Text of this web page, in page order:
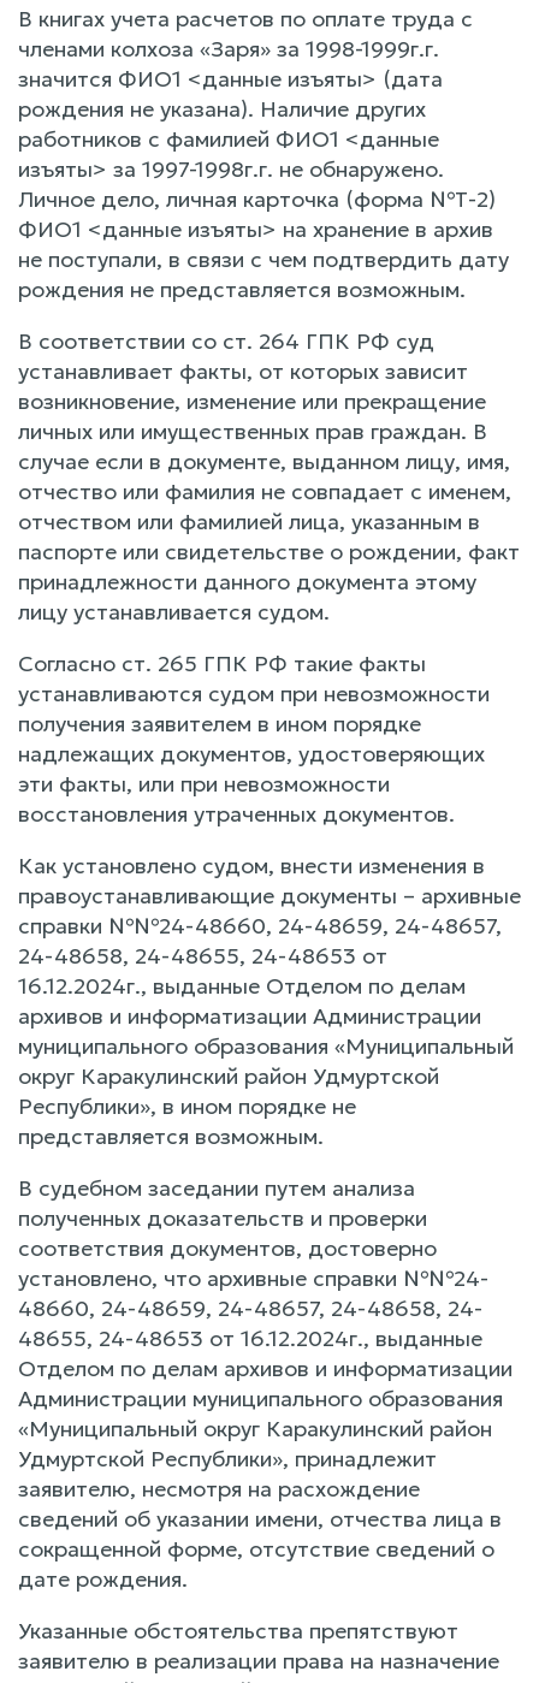
В книгах учета расчетов по оплате труда с
членами колхоза «Заря» за 1998-1999г.г.
значится ФИО1 <данные изъяты> (дата
рождения не указана). Наличие других
работников с фамилией ФИО1 <данные
изъяты> за 1997-1998г.г. не обнаружено.
Личное дело, личная карточка (форма №Т-2)
ФИО1 <данные изъяты> на хранение в архив
не поступали, в связи с чем подтвердить дату
рождения не представляется возможным.
В соответствии со ст. 264 ГПК РФ суд
устанавливает факты, от которых зависит
возникновение, изменение или прекращение
личных или имущественных прав граждан. В
случае если в документе, выданном лицу, имя,
отчество или фамилия не совпадает с именем,
отчеством или фамилией лица, указанным в
паспорте или свидетельстве о рождении, факт
принадлежности данного документа этому
лицу устанавливается судом.
Согласно ст. 265 ГПК РФ такие факты
устанавливаются судом при невозможности
получения заявителем в ином порядке
надлежащих документов, удостоверяющих
эти факты, или при невозможности
восстановления утраченных документов.
Как установлено судом, внести изменения в
правоустанавливающие документы – архивные
справки №№24-48660, 24-48659, 24-48657,
24-48658, 24-48655, 24-48653 от
16.12.2024г., выданные Отделом по делам
архивов и информатизации Администрации
муниципального образования «Муниципальный
округ Каракулинский район Удмуртской
Республики», в ином порядке не
представляется возможным.
В судебном заседании путем анализа
полученных доказательств и проверки
соответствия документов, достоверно
установлено, что архивные справки №№24-
48660, 24-48659, 24-48657, 24-48658, 24-
48655, 24-48653 от 16.12.2024г., выданные
Отделом по делам архивов и информатизации
Администрации муниципального образования
«Муниципальный округ Каракулинский район
Удмуртской Республики», принадлежит
заявителю, несмотря на расхождение
сведений об указании имени, отчества лица в
сокращенной форме, отсутствие сведений о
дате рождения.
Указанные обстоятельства препятствуют
заявителю в реализации права на назначение